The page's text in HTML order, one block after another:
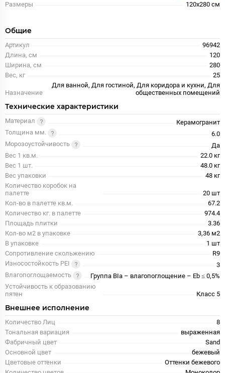
Размеры
120x280 см
Общие
Артикул
96942
Длина, см
120
Ширина, см
280
Вес, кг
25
Назначение
Для ванной, Для гостиной, Для коридора и кухни, Для
общественных помещений
Технические характеристики
Материал
Керамогранит
Толщина мм.
6.0
Морозоустойчивость
Да
Вес 1 кв.м.
22.0 кг
Вес 1 шт.
48.0 кг
Вес упаковки
48 кг
Количество коробок на
палетте
20 шт
Кол-во в палетте кв.м.
67.2
Количество кг. в палетте
974.4
Площадь плитки
3.36
Кол-во м2 в упаковке
3,36 м2
В упаковке
1 шт
Сопротивление скольжению
R9
Износостойкость PEI
3
Влагопоглощаемость
Группа BIa – влагопоглощение – Eb ≤ 0,5%
Устойчивость к образованию
пятен
Класс 5
Внешнее исполнение
Количество Лиц
8
Тональная вариация
выраженная
Фабричный цвет
Sand
Основной цвет
бежевый
Цветовые оттенки
Оттенки бежевого